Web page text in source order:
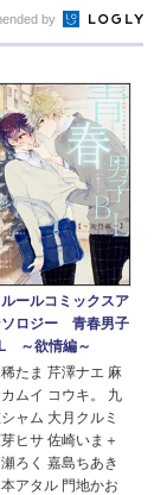
by
ールコミックスア
ソロジー 青春男子
～欲情編～
たま 芹澤ナエ 麻
ムイ コウキ。 九
ャム 大月クルミ
ヒサ 佐崎いま＋
ろく 嘉島ちあき
アタル 門地かお